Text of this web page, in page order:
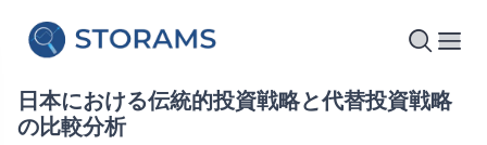
日本における伝統的投資戦略と代替投資戦略
の比較分析